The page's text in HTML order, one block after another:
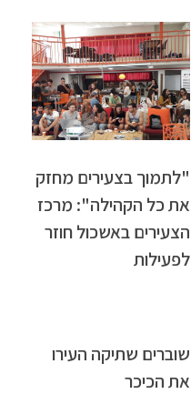
"לתמוך בצעירים מחזק
את כל הקהילה": מרכז
הצעירים באשכול חוזר
לפעילות
שוברים שתיקה העירו
את הכיכר